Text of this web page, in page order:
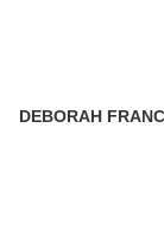
DEBORAH